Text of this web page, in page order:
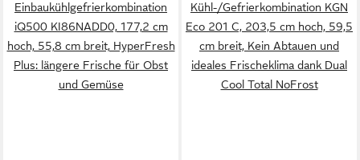
Einbaukühlgefrierkombination
iQ500 KI86NADD0, 177,2 cm
hoch, 55,8 cm breit, HyperFresh
Plus: längere Frische für Obst
und Gemüse
Kühl-/Gefrierkombination KGN
Eco 201 C, 203,5 cm hoch, 59,5
cm breit, Kein Abtauen und
ideales Frischeklima dank Dual
Cool Total NoFrost